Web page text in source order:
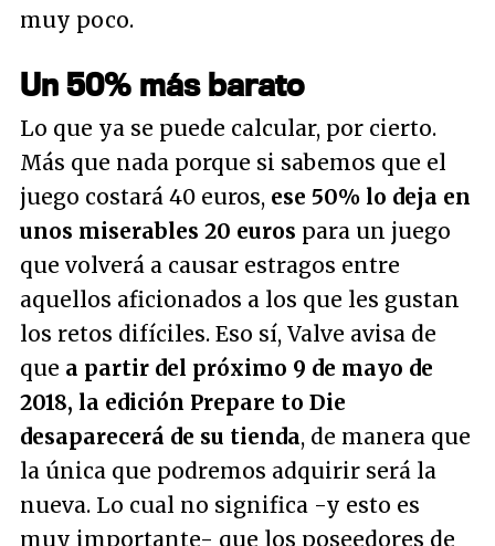
muy poco.
Un 50% más barato
Lo que ya se puede calcular, por cierto.
Más que nada porque si sabemos que el
juego costará 40 euros, ese 50% lo deja en
unos miserables 20 euros para un juego
que volverá a causar estragos entre
aquellos aficionados a los que les gustan
los retos difíciles. Eso sí, Valve avisa de
que a partir del próximo 9 de mayo de
2018, la edición Prepare to Die
desaparecerá de su tienda, de manera que
la única que podremos adquirir será la
nueva. Lo cual no significa -y esto es
muy importante- que los poseedores de